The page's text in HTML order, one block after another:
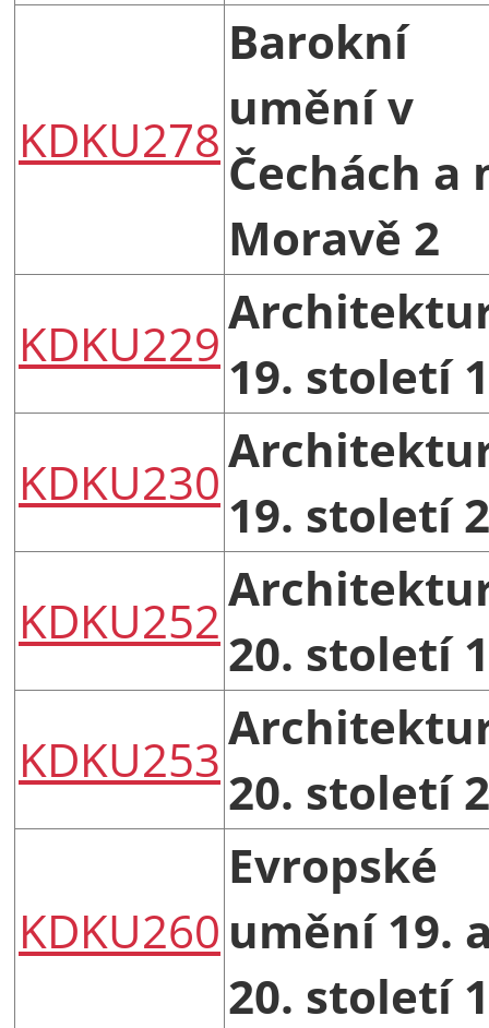
KDKU278
Barokní
umění v
Čechách a
Moravě 2
KDKU229
19. století 1
KDKU230
19. století 2
KDKU252
20. století 1
KDKU253
20. století 2
KDKU260
Evropské
umění 19.
20. století 1